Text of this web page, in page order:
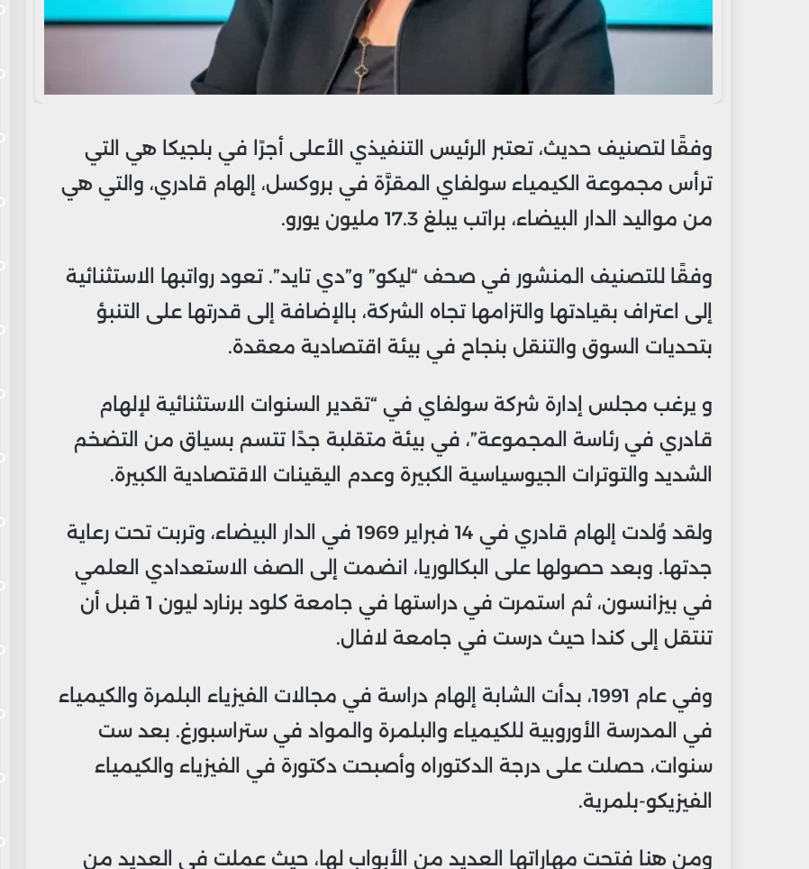
وفقًا لتصنيف حديث، تعتبر الرئيس التنفيذي الأعلى أجرًا في بلجيكا هي التي
ترأس مجموعة الكيمياء سولفاي المقرَّة في بروكسل، إلهام قادري، والتي هي
من مواليد الدار البيضاء، براتب يبلغ 17.3 مليون يورو.
وفقًا للتصنيف المنشور في صحف “ليكو” و”دي تايد”. تعود رواتبها الاستثنائية
إلى اعتراف بقيادتها والتزامها تجاه الشركة، بالإضافة إلى قدرتها على التنبؤ
بتحديات السوق والتنقل بنجاح في بيئة اقتصادية معقدة.
و يرغب مجلس إدارة شركة سولفاي في “تقدير السنوات الاستثنائية لإلهام
قادري في رئاسة المجموعة”، في بيئة متقلبة جدًا تتسم بسياق من التضخم
الشديد والتوترات الجيوسياسية الكبيرة وعدم اليقينات الاقتصادية الكبيرة.
ولقد وُلدت إلهام قادري في 14 فبراير 1969 في الدار البيضاء، وتربت تحت رعاية
جدتها. وبعد حصولها على البكالوريا، انضمت إلى الصف الاستعدادي العلمي
في بيزانسون، ثم استمرت في دراستها في جامعة كلود برنارد ليون 1 قبل أن
تنتقل إلى كندا حيث درست في جامعة لافال.
وفي عام 1991، بدأت الشابة إلهام دراسة في مجالات الفيزياء البلمرة والكيمياء
في المدرسة الأوروبية للكيمياء والبلمرة والمواد في ستراسبورغ. بعد ست
سنوات، حصلت على درجة الدكتوراه وأصبحت دكتورة في الفيزياء والكيمياء
الفيزيكو-بلمرية.
ومن هنا فتحت مهاراتها العديد من الأبواب لها، حيث عملت في العديد من